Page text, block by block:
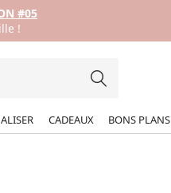
#05
!
CADEAUX BONS PLANS